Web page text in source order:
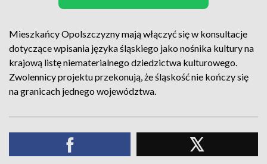
Mieszkańcy Opolszczyzny mają włączyć się w konsultacje
dotyczące wpisania języka śląskiego jako nośnika kultury na
krajową listę niematerialnego dziedzictwa kulturowego.
Zwolennicy projektu przekonują, że śląskość nie kończy się
na granicach jednego województwa.